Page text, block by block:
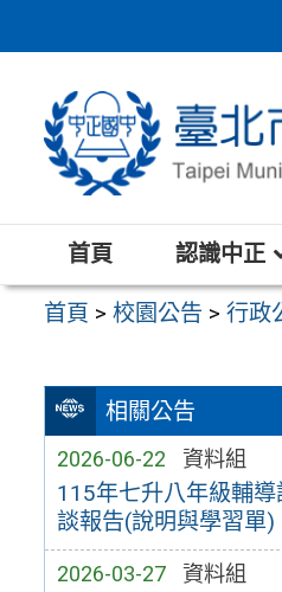
至
區
首頁 認識中正
首頁 >校園公告 >行政
相關公告
2026-06-22 資料組
115年七升八年級輔
談報告(說明與學習單)
2026-03-27 資料組